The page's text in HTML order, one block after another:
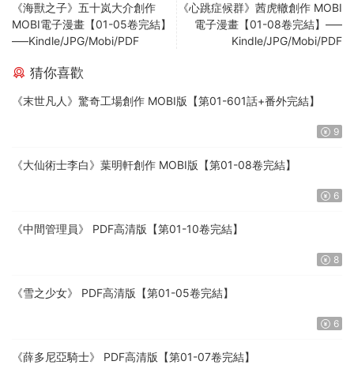
《海獸之子》五十岚大介創作
MOBI電子漫畫【01-05卷完結】
—–Kindle/JPG/Mobi/PDF
《心跳症候群》茜虎轍創作 MOBI
電子漫畫【01-08卷完結】—–
Kindle/JPG/Mobi/PDF
猜你喜歡
《末世凡人》驚奇工場創作 MOBI版【第01-601話+番外完結】
9
《大仙術士李白》葉明軒創作 MOBI版【第01-08卷完結】
6
《中間管理員》 PDF高清版【第01-10卷完結】
8
《雪之少女》 PDF高清版【第01-05卷完結】
6
《薛多尼亞騎士》 PDF高清版【第01-07卷完結】